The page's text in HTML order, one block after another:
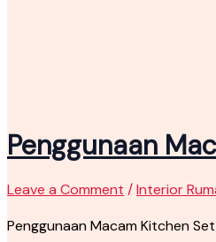
Penggunaan
Leave a Comment /Interior
Penggunaan Macam Kitchen